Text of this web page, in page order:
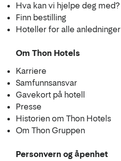
Hva kan vi hjelpe deg med?
Finn bestilling
Hoteller for alle anledninger
Om Thon Hotels
Karriere
Samfunnsansvar
Gavekort på hotell
Presse
Historien om Thon Hotels
Om Thon Gruppen
Personvern og åpenhet